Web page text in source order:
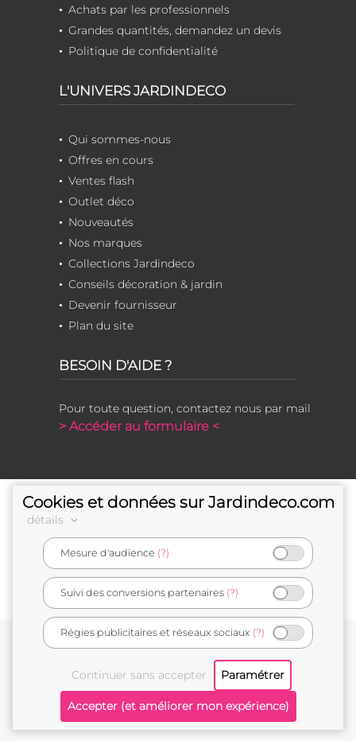
Achats par les professionnels
Grandes quantités, demandez un devis
Politique de confidentialité
L'UNIVERS JARDINDECO
Qui sommes-nous
Offres en cours
Ventes flash
Outlet déco
Nouveautés
Nos marques
Collections Jardindeco
Conseils décoration & jardin
Devenir fournisseur
Plan du site
BESOIN D'AIDE ?
Pour toute question, contactez nous par mail
> Accéder au formulaire <
e-commerçant français
Mentions légales
Cookies et données sur Jardindeco.com
détails
Mesure d'audience (?)
Suivi des conversions partenaires (?)
Régies publicitaires et réseaux sociaux (?)